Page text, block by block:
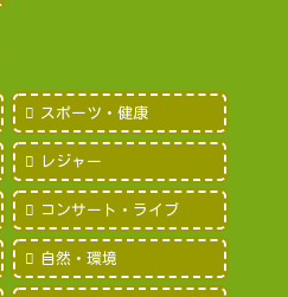
スポーツ・健康
レジャー
コンサート・ライブ
自然・環境